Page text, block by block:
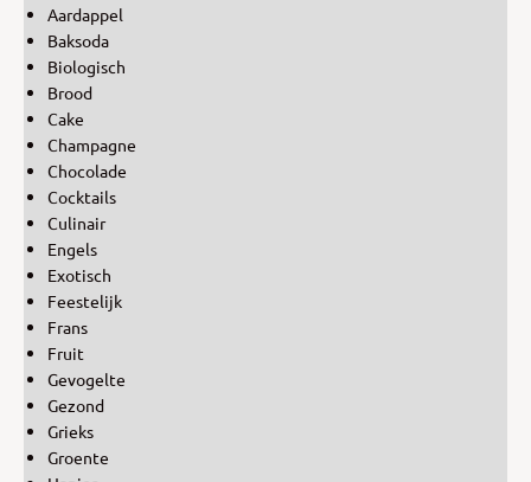
Aardappel
Baksoda
Biologisch
Brood
Cake
Champagne
Chocolade
Cocktails
Culinair
Engels
Exotisch
Feestelijk
Frans
Fruit
Gevogelte
Gezond
Grieks
Groente